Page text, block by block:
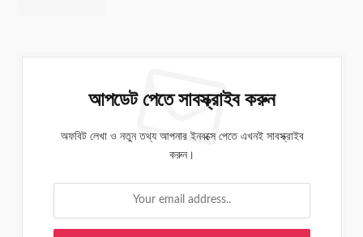
আপডেট পেতে সাবস্ক্রাইব করুন
অফবিট লেখা ও নতুন তথ্য আপনার ইনবক্সে পেতে এখনই সাবস্ক্রাইব
করুন।